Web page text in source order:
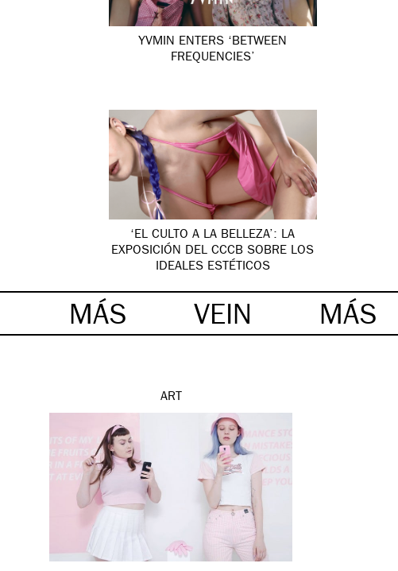
YVMIN ENTERS ‘BETWEEN
FREQUENCIES’
‘EL CULTO A LA BELLEZA’: LA
EXPOSICIÓN DEL CCCB SOBRE LOS
IDEALES ESTÉTICOS
MÁS VEIN MÁS
ART